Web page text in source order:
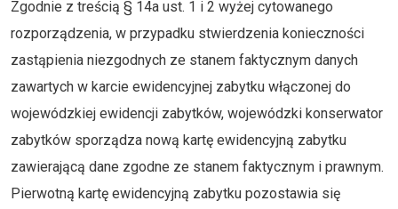
Zgodnie z treścią § 14a ust. 1 i 2 wyżej cytowanego
rozporządzenia, w przypadku stwierdzenia konieczności
zastąpienia niezgodnych ze stanem faktycznym danych
zawartych w karcie ewidencyjnej zabytku włączonej do
wojewódzkiej ewidencji zabytków, wojewódzki konserwator
zabytków sporządza nową kartę ewidencyjną zabytku
zawierającą dane zgodne ze stanem faktycznym i prawnym.
Pierwotną kartę ewidencyjną zabytku pozostawia się